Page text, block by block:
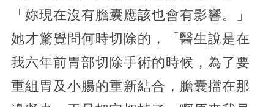
「妳現在沒有膽囊應該也會有影響。」
她才驚覺問何時切除的，「醫生說是在
我六年前胃部切除手術的時候，為了要
重組胃及小腸的重新結合，膽囊擋在那